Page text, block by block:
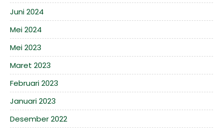
Juni 2024
Mei 2024
Mei 2023
Maret 2023
Februari 2023
Januari 2023
Desember 2022